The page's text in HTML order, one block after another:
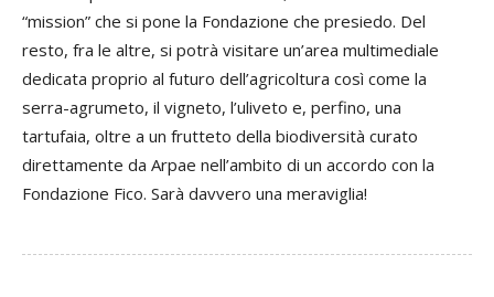
“mission” che si pone la Fondazione che presiedo. Del
resto, fra le altre, si potrà visitare un’area multimediale
dedicata proprio al futuro dell’agricoltura così come la
serra-agrumeto, il vigneto, l’uliveto e, perfino, una
tartufaia, oltre a un frutteto della biodiversità curato
direttamente da Arpae nell’ambito di un accordo con la
Fondazione Fico. Sarà davvero una meraviglia!